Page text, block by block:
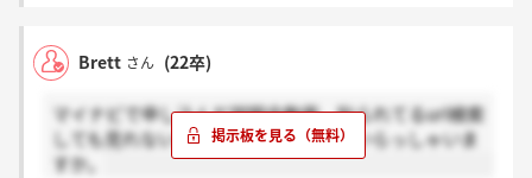
Brett さん (22卒)
マイナビで申し込んだ説明会動画、貼られてるurl検索
しても見れないのですが同じ状況の方いらっしゃいま
すか。